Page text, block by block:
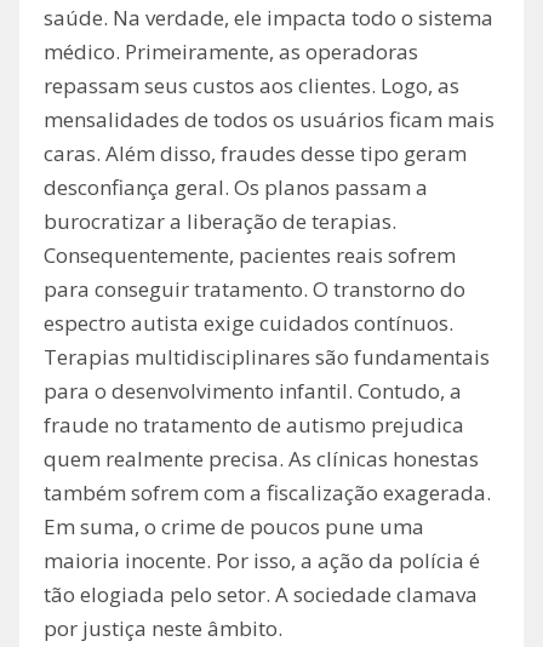
saúde. Na verdade, ele impacta todo o sistema
médico. Primeiramente, as operadoras
repassam seus custos aos clientes. Logo, as
mensalidades de todos os usuários ficam mais
caras. Além disso, fraudes desse tipo geram
desconfiança geral. Os planos passam a
burocratizar a liberação de terapias.
Consequentemente, pacientes reais sofrem
para conseguir tratamento. O transtorno do
espectro autista exige cuidados contínuos.
Terapias multidisciplinares são fundamentais
para o desenvolvimento infantil. Contudo, a
fraude no tratamento de autismo prejudica
quem realmente precisa. As clínicas honestas
também sofrem com a fiscalização exagerada.
Em suma, o crime de poucos pune uma
maioria inocente. Por isso, a ação da polícia é
tão elogiada pelo setor. A sociedade clamava
por justiça neste âmbito.